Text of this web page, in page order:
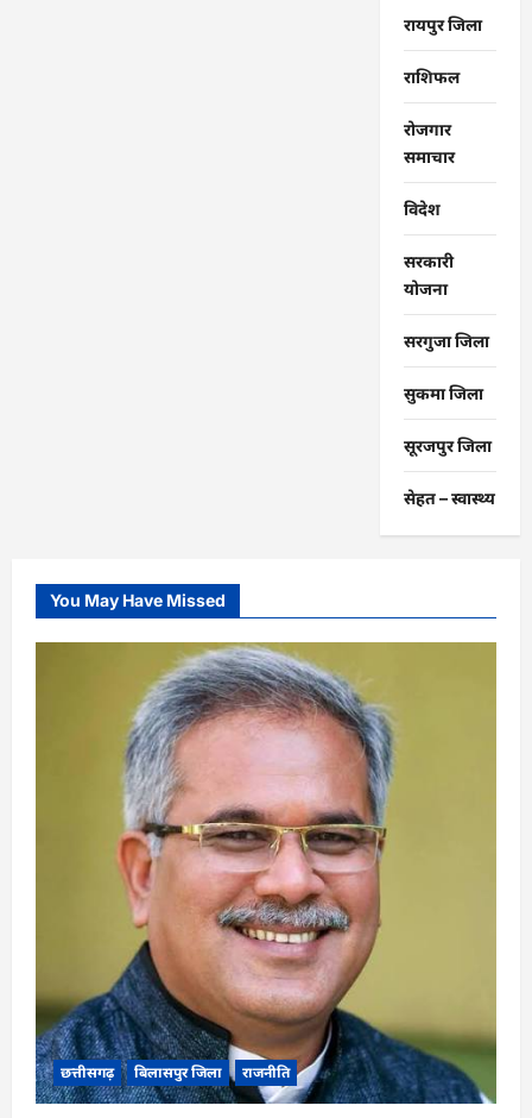
रायपुर जिला
राशिफल
रोजगार
समाचार
विदेश
सरकारी
योजना
सरगुजा जिला
सुकमा जिला
सूरजपुर जिला
सेहत – स्‍वास्‍थ्‍य
You May Have Missed
छत्तीसगढ़ बिलासपुर जिला राजनीति